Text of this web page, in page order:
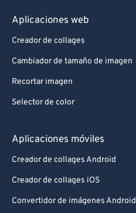
Aplicaciones web
Creador de collages
Cambiador de tamaño de imagen
Recortar imagen
Selector de color
Aplicaciones móviles
Creador de collages Android
Creador de collages iOS
Convertidor de imágenes Android